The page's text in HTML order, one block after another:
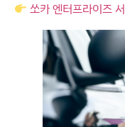
쏘카 엔터프라이즈